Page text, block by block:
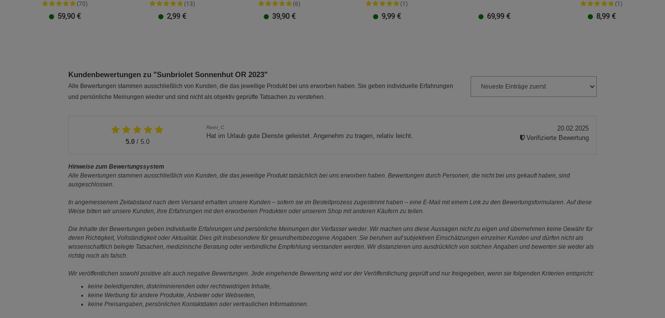
(70)
59,90 €
(13)
2,99 €
(6)
39,90 €
(1)
9,99 € 69,99 €
(1)
8,99 €
Kundenbewertungen zu "Sunbriolet Sonnenhut OR 2023"
Alle Bewertungen stammen ausschließlich von Kunden, die das jeweilige Produkt bei uns erworben haben. Sie geben individuelle Erfahrungen
und persönliche Meinungen wieder und sind nicht als objektiv geprüfte Tatsachen zu verstehen.
5.0/ 5.0
Reini_C
Hat im Urlaub gute Dienste geleistet. Angenehm zu tragen, relativ leicht.
20.02.2025
Verifizierte Bewertung
Hinweise zum Bewertungssystem
Alle Bewertungen stammen ausschließlich von Kunden, die das jeweilige Produkt tatsächlich bei uns erworben haben. Bewertungen durch Personen, die nicht bei uns gekauft haben, sind
ausgeschlossen.
In angemessenem Zeitabstand nach dem Versand erhalten unsere Kunden – sofern sie im Bestellprozess zugestimmt haben – eine E-Mail mit einem Link zu den Bewertungsformularen. Auf diese
Weise bitten wir unsere Kunden, ihre Erfahrungen mit den erworbenen Produkten oder unserem Shop mit anderen Käufern zu teilen.
Die Inhalte der Bewertungen geben individuelle Erfahrungen und persönliche Meinungen der Verfasser wieder. Wir machen uns diese Aussagen nicht zu eigen und übernehmen keine Gewähr für
deren Richtigkeit, Vollständigkeit oder Aktualität. Dies gilt insbesondere für gesundheitsbezogene Angaben: Sie beruhen auf subjektiven Einschätzungen einzelner Kunden und dürfen nicht als
wissenschaftlich belegte Tatsachen, medizinische Beratung oder verbindliche Empfehlung verstanden werden. Wir distanzieren uns ausdrücklich von solchen Angaben und bewerten sie weder als
richtig noch als falsch.
Wir veröffentlichen sowohl positive als auch negative Bewertungen. Jede eingehende Bewertung wird vor der Veröffentlichung geprüft und nur freigegeben, wenn sie folgenden Kriterien entspricht:
keine beleidigenden, diskriminierenden oder rechtswidrigen Inhalte,
keine Werbung für andere Produkte, Anbieter oder Webseiten,
keine Preisangaben, persönlichen Kontaktdaten oder vertraulichen Informationen.